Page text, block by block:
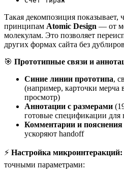
Такая декомпозиция показывает,
принципам Atomic Design — от
молекулам. Это позволяет
других формах сайта без
🎯 Прототипные связи и
Синие линии прототипа,
(например, карточки мерча
просмотр)
Аннотации с размерами
готовые спецификации для
Комментарии и пояснения
ускоряют handoff
⚡ Настройка микроинтеракций:
точными параметрами: